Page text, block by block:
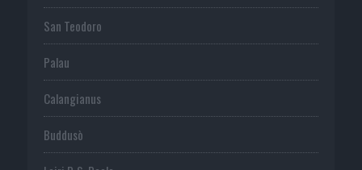
San Teodoro
Palau
Calangianus
Buddusò